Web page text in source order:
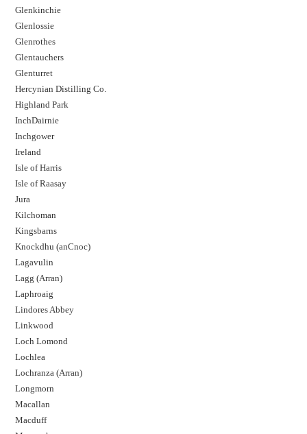
Glenkinchie
Glenlossie
Glenrothes
Glentauchers
Glenturret
Hercynian Distilling Co.
Highland Park
InchDairnie
Inchgower
Ireland
Isle of Harris
Isle of Raasay
Jura
Kilchoman
Kingsbarns
Knockdhu (anCnoc)
Lagavulin
Lagg (Arran)
Laphroaig
Lindores Abbey
Linkwood
Loch Lomond
Lochlea
Lochranza (Arran)
Longmorn
Macallan
Macduff